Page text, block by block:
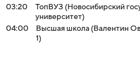
03:20
ТопВУЗ (Новосибирский
университет)
04:00
Высшая школа (Валентин
1)